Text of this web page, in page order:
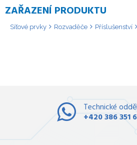
ZAŘAZENÍ PRODUKTU
Síťové prvky Rozvaděče Příslušenství
Technické
+420 386 351